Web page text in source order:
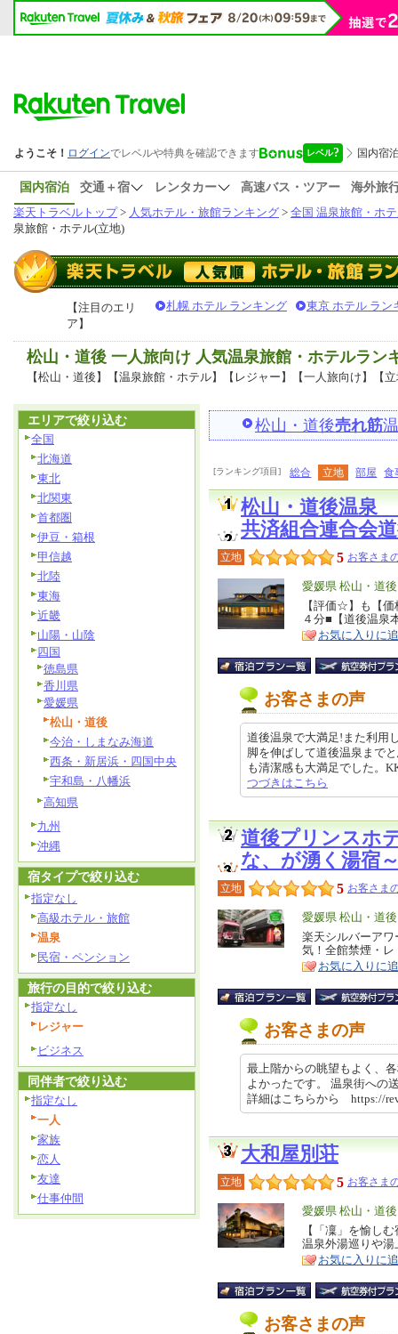
国内宿泊 交通＋宿 レンタカー 高速バス・ツアー
海外旅
楽天トラベルトップ> 人気ホテル・旅館ランキング > 全国 温泉旅館・ホ
泉旅館・ホテル(立地)
【注目のエリ
ア】
札幌 ホテル ランキング 東京 ホテル ラン
松山・道後 一人旅向け 人気温泉旅館・ホテルラン
【松山・道後】【温泉旅館・ホテル】【レジャー】【一人旅向け】【
松山・道後売れ筋
[ランキング項目] 総合 立地 部屋 食
松山・道後温泉
共済組合連合会
立地 5 お客さま
エ
リ
ア
愛媛県 松山・道後
特
徴
【評価☆】も【
４分■【道後温泉
お気に入りに
お客さまの声
道後温泉で大満足!また利用
脚を伸ばして道後温泉まで
も清潔感も大満足でした。
つづきはこちら
道後プリンスホ
な、が湧く湯宿
立地 5 お客さま
エ
リ
ア
愛媛県 松山・道後
特
徴
楽天シルバーア
気！全館禁煙・
お気に入りに
お客さまの声
最上階からの眺望もよく、
よかったです。 温泉街への
詳細はこちらから https://
大和屋別荘
立地 5 お客さま
エ
リ
ア
愛媛県 松山・道後
特
徴
【「凜」を愉し
温泉外湯巡りや
お気に入りに
お客さまの声
エリアで絞り込む
全国
北海道
東北
北関東
首都圏
伊豆・箱根
甲信越
北陸
東海
近畿
山陽・山陰
四国
徳島県
香川県
愛媛県
松山・道後
今治・しまなみ海道
西条・新居浜・四国中央
宇和島・八幡浜
高知県
九州
沖縄
宿タイプで絞り込む
指定なし
高級ホテル・旅館
温泉
民宿・ペンション
旅行の目的で絞り込む
指定なし
レジャー
ビジネス
同伴者で絞り込む
指定なし
一人
家族
恋人
友達
仕事仲間